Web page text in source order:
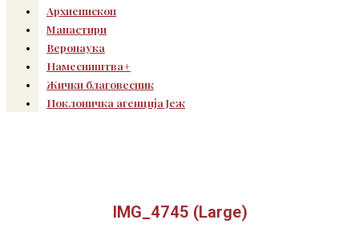
Архиепископ
Манастири
Веронаука
Намесништва+
Жички благовесник
Поклоничка агенција Јеж
IMG_4745 (Large)